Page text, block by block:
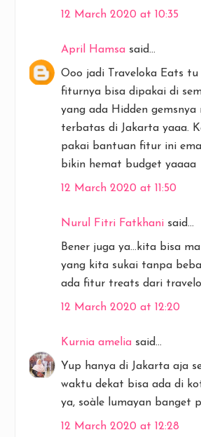
12 March 2020 at 10:35
April Hamsa said...
Ooo jadi Traveloka Eats tu
fiturnya bisa dipakai di
yang ada Hidden gemsnya
terbatas di Jakarta yaaa.
pakai bantuan fitur ini
bikin hemat budget yaaaa
12 March 2020 at 11:50
Nurul Fitri Fatkhani said...
Bener juga ya...kita bisa
yang kita sukai tanpa
ada fitur treats dari
12 March 2020 at 12:20
Kurnia amelia said...
Yup hanya di Jakarta aja
waktu dekat bisa ada di
ya, soàle lumayan banget
12 March 2020 at 12:28